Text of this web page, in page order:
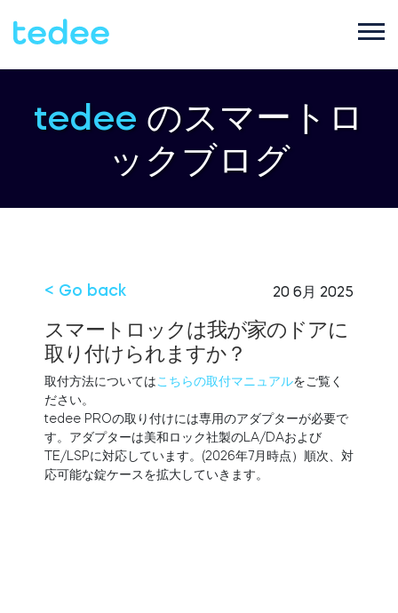
ご利用シーン
ビジネスで
スマートホーム・インテグレーション
Tedee PRO
Accessories
Tedee Bridge
ログイン
tedee のスマートロ
ックブログ
< Go back 20 6月 2025
スマートロックは我が家のドアに
取り付けられますか？
取付方法については こちらの取付マニュアルをご覧く
ださい。
tedee PROの取り付けには専用のアダプターが必要で
す。アダプターは美和ロック社製のLA/DAおよび
TE/LSPに対応しています。(2026年7月時点）順次、対
応可能な錠ケースを拡大していきます。